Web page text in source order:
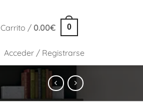
Carrito / 0.00€ 0
Acceder / Registrarse